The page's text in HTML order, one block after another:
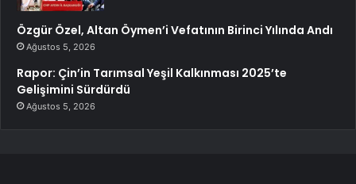
Özgür Özel, Altan Öymen’i Vefatının Birinci Yılında Andı
Ağustos 5, 2026
Rapor: Çin’in Tarımsal Yeşil Kalkınması 2025’te
Gelişimini Sürdürdü
Ağustos 5, 2026